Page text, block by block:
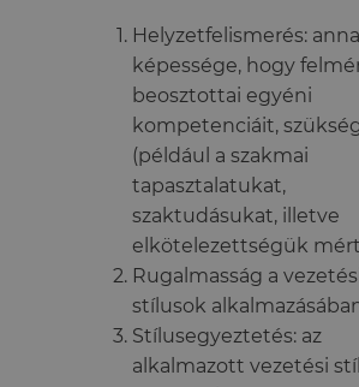
Helyzetfelismerés:
képessége, hogy
beosztottai egyéni
kompetenciáit,
(például a szakmai
tapasztalatukat,
szaktudásukat, illetve
elkötelezettségük
Rugalmasság a
stílusok
Stílusegyeztetés: az
alkalmazott vezetési